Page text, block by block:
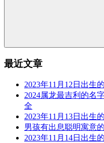
最近文章
2023年11月12日出生
2024属龙最吉利的名
全
2023年11月13日出生
男孩有出息聪明寓意
2023年11月14日出生